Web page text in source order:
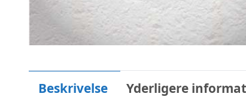
Beskrivelse Yderligere